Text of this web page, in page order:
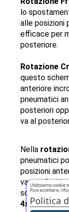
lo
alle posizioni
efficace per
posteriore.
Rotazione
questo
anteriore
pneumatici
posteriori
va al
Nella
pneumatici
posizioni
vanno
schema è
4x4.
Utilizziamo cookie
Puoi accettare,
Politica